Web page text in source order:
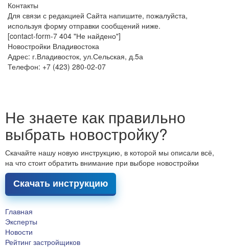
Контакты
Для связи с редакцией Сайта напишите, пожалуйста,
используя форму отправки сообщений ниже.
[contact-form-7 404 "Не найдено"]
Новостройки Владивостока
Адрес: г.Владивосток, ул.Сельская, д.5а
Телефон: +7 (423) 280-02-07
Не знаете как правильно
выбрать новостройку?
Скачайте нашу новую инструкцию, в которой мы описали всё,
на что стоит обратить внимание при выборе новостройки
Скачать инструкцию
Главная
Эксперты
Новости
Рейтинг застройщиков